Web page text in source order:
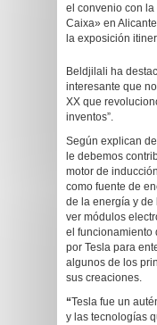
el convenio con
Caixa» en
la exposición
Beldjilali ha
interesante que
XX que
inventos”.
Según explican
le debemos
motor de
como fuente de
de la energía y de
ver módulos
el funcionamiento
por Tesla para
algunos de los
sus creaciones.
“Tesla fue un
y las tecnologías